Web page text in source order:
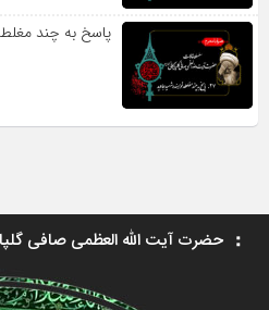
پاسخ به چند
حضرت آیت الله العظمی صافی